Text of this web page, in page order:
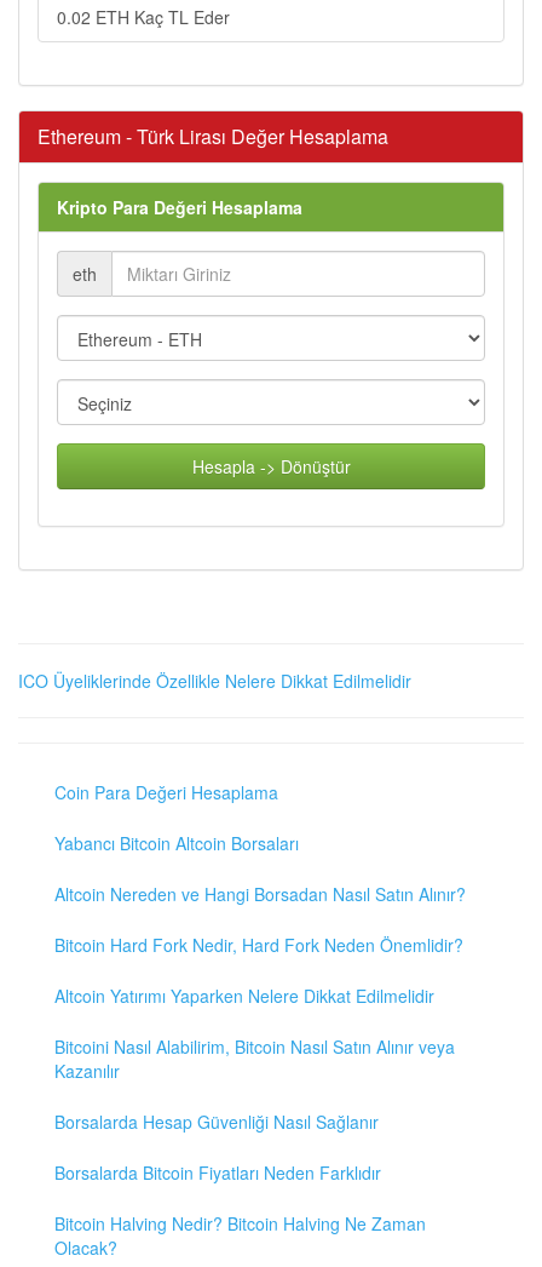
0.02 ETH Kaç TL Eder
Ethereum - Türk Lirası Değer Hesaplama
Kripto Para Değeri Hesaplama
eth
Hesapla -> Dönüştür
ICO Üyeliklerinde Özellikle Nelere Dikkat Edilmelidir
Coin Para Değeri Hesaplama
Yabancı Bitcoin Altcoin Borsaları
Altcoin Nereden ve Hangi Borsadan Nasıl Satın Alınır?
Bitcoin Hard Fork Nedir, Hard Fork Neden Önemlidir?
Altcoin Yatırımı Yaparken Nelere Dikkat Edilmelidir
Bitcoini Nasıl Alabilirim, Bitcoin Nasıl Satın Alınır veya
Kazanılır
Borsalarda Hesap Güvenliği Nasıl Sağlanır
Borsalarda Bitcoin Fiyatları Neden Farklıdır
Bitcoin Halving Nedir? Bitcoin Halving Ne Zaman
Olacak?